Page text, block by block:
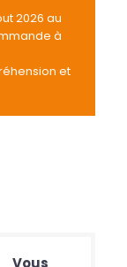
2026 au
à
et
Vous